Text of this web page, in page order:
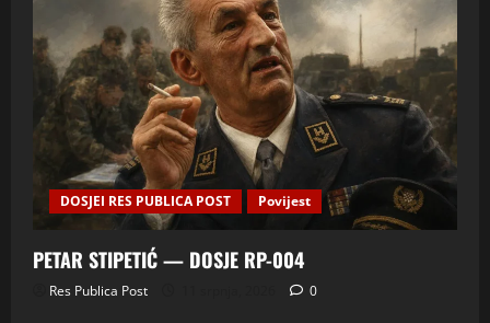
DOSJEI RES PUBLICA POST Povijest
PETAR STIPETIĆ — DOSJE RP-004
Res Publica Post 0